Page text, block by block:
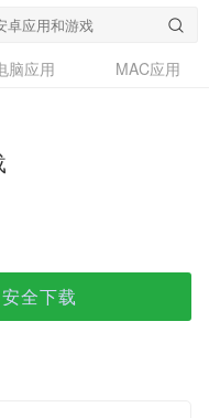
脑应用
MAC应用
安全下载